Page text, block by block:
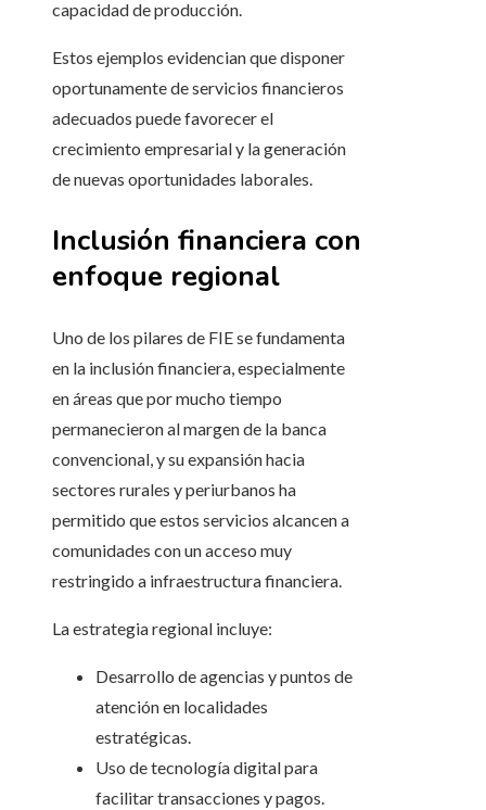
capacidad de producción.
Estos ejemplos evidencian que disponer
oportunamente de servicios financieros
adecuados puede favorecer el
crecimiento empresarial y la generación
de nuevas oportunidades laborales.
Inclusión financiera con
enfoque regional
Uno de los pilares de FIE se fundamenta
en la inclusión financiera, especialmente
en áreas que por mucho tiempo
permanecieron al margen de la banca
convencional, y su expansión hacia
sectores rurales y periurbanos ha
permitido que estos servicios alcancen a
comunidades con un acceso muy
restringido a infraestructura financiera.
La estrategia regional incluye:
Desarrollo de agencias y puntos de
atención en localidades
estratégicas.
Uso de tecnología digital para
facilitar transacciones y pagos.